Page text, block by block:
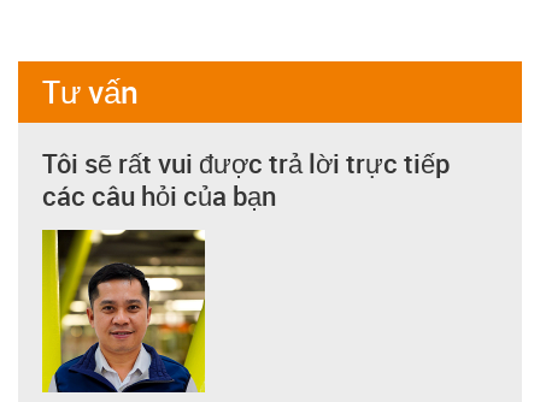
Tư vấn
Tôi sẽ rất vui được trả lời trực tiếp
các câu hỏi của bạn